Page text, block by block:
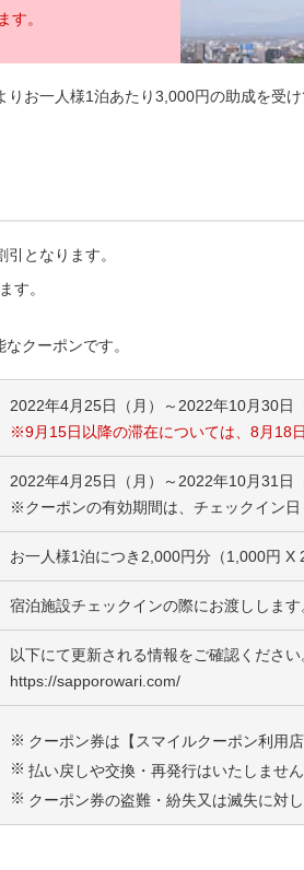
す。
お一人様1泊あたり3,000円の助成を受け
となります。
す。
クーポンです。
2022年4月25日（月）～2022年10月30日
※9月15日以降の滞在については、8月18
2022年4月25日（月）～2022年10月31日
※クーポンの有効期間は、チェックイン日
お一人様1泊につき2,000円分（1,000円 X
宿泊施設チェックインの際にお渡しします
以下にて更新される情報をご確認ください
https://sapporowari.com/
クーポン券は【スマイルクーポン利用
払い戻しや交換・再発行はいたしませ
クーポン券の盗難・紛失又は滅失に対